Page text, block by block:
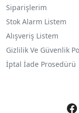
Siparişlerim
Stok Alarm Listem
Alışveriş Listem
Gizlilik Ve Güvenlik
İptal İade Prosedürü